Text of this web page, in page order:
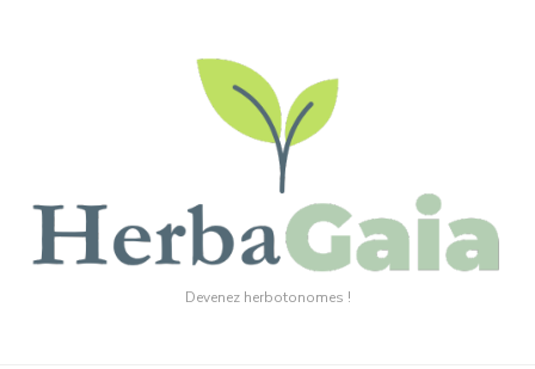
Devenez herbotonomes !